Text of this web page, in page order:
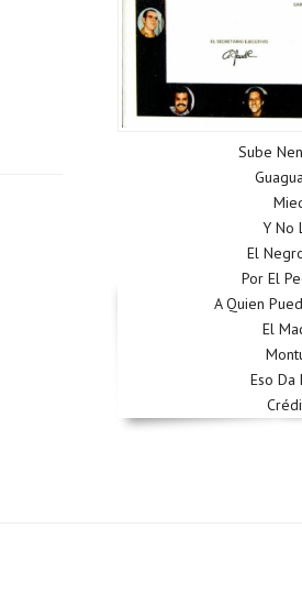
Sube
Y No
El
Por El
A Quien
El
Eso Da